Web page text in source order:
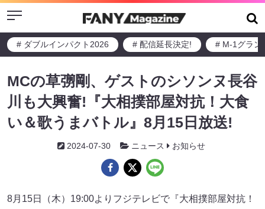
Menu
# ダブルインパクト2026 # 配信延長決定! # M-1グラン
MCの草彅剛、ゲストのシソンヌ長谷
川も大興奮!『大相撲部屋対抗！大食
い＆歌うまバトル』8月15日放送!
2024-07-30 ニュース お知らせ
8月15日（木）19:00よりフジテレビで『大相撲部屋対抗！